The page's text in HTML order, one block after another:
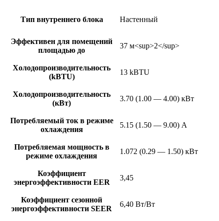
Тип внутреннего блока Настенный
Эффективен для помещений
площадью до
37 м<sup>2</sup>
Холодопроизводительность
(kBTU)
13 kBTU
Холодопроизводительность
(кВт)
3.70 (1.00 — 4.00) кВт
Потребляемый ток в режиме
охлаждения
5.15 (1.50 — 9.00) А
Потребляемая мощность в
режиме охлаждения
1.072 (0.29 — 1.50) кВт
Коэффициент
энергоэффективности EER
3,45
Коэффициент сезонной
энергоэффективности SEER
6,40 Вт/Вт